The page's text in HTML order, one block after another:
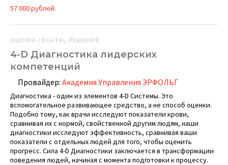
57 000 рублей.
ОЦЕНКА / DIGITAL-РЕШЕНИЯ
4-D Диагностика лидерских
компетенций
Провайдер: Академия Управления ЭРФОЛЬГ
Диагностика - один из элементов 4-D Системы. Это
вспомогательное развивающее средство, а не способ оценки.
Подобно тому, как врачи исследуют показатели крови,
сравнивая их с нормой, свойственной другим людям, наши
диагностики исследуют эффективность, сравнивая ваши
показатели с отдельных людей для того, чтобы оценить
прогресс. Сила 4-D Диагностики заключается в трансформации
поведения людей, начиная с момента подготовки к процессу.